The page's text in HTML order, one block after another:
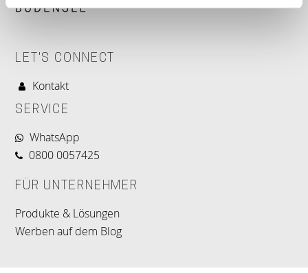
LET'S CONNECT
Kontakt
SERVICE
WhatsApp
0800 0057425
FÜR UNTERNEHMER
Produkte & Lösungen
Werben auf dem Blog